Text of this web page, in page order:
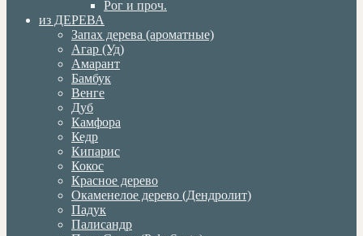
Рог и проч.
из ДЕРЕВА
Запах дерева (ароматные)
Агар (Уд)
Амарант
Бамбук
Венге
Дуб
Камфора
Кедр
Кипарис
Кокос
Красное дерево
Окаменелое дерево (Дендролит)
Падук
Палисандр